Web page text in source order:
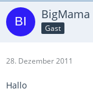
BigMama
Gast
28. Dezember 2011
Hallo